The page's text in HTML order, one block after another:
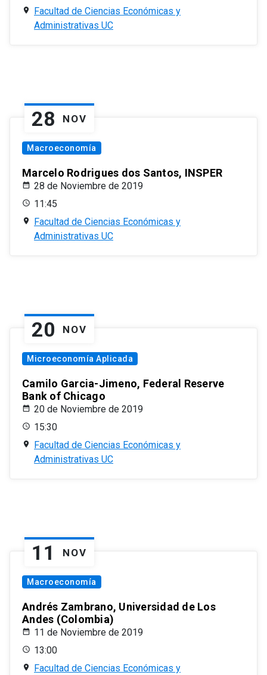
Facultad de Ciencias Económicas y
Administrativas UC
28 NOV
Macroeconomía
Marcelo Rodrigues dos Santos, INSPER
28 de Noviembre de 2019
11:45
Facultad de Ciencias Económicas y
Administrativas UC
20 NOV
Microeconomía Aplicada
Camilo Garcia-Jimeno, Federal Reserve
Bank of Chicago
20 de Noviembre de 2019
15:30
Facultad de Ciencias Económicas y
Administrativas UC
11 NOV
Macroeconomía
Andrés Zambrano, Universidad de Los
Andes (Colombia)
11 de Noviembre de 2019
13:00
Facultad de Ciencias Económicas y